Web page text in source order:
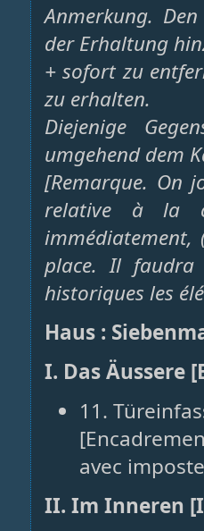
Anmerkung.
der Erhaltung
+ sofort zu
zu erhalten.
Diejenige
umgehend dem
[Remarque. On
relative à la
immédiatement,
place. Il faudra
historiques les
Haus :
I. Das Äussere
11.
avec imposte
II. Im Inneren